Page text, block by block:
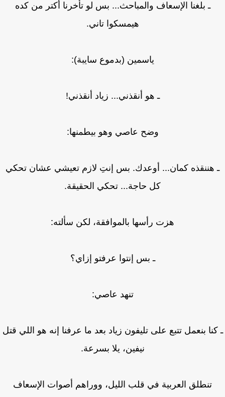
ـ بلغنا الإسعاف والمباحث... بس لو تأخرنا أكتر من كده
هيمسكوا تاني.
ياسمين (بدموع سايبة):
ـ هو أنقذني... زياد أنقذني!
وضح عاصي وهو بيطمنها:
هننقذه كمان... أوعدك. بس إنتِ لازم تعيشي عشان تحكي
كل حاجة... تحكي الحقيقة.
هزت رأسها بالموافقة، لكن سألته:
ـ بس إنتوا عرفتو إزاي؟
تنهد عاصي:
بنعمل تتبع على تليفون زياد بعد ما عرفنا إنه هو اللي قتل
نيفين، يلا بسرعة.
تنطلق العربية في قلب الليل، ووراهم أصوات الإسعاف